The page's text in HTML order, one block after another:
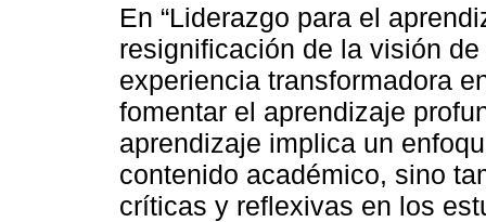
En “Liderazgo para el
resignificación de la visión
experiencia transformadora
fomentar el aprendizaje
aprendizaje implica un
contenido académico, sino
críticas y reflexivas en los